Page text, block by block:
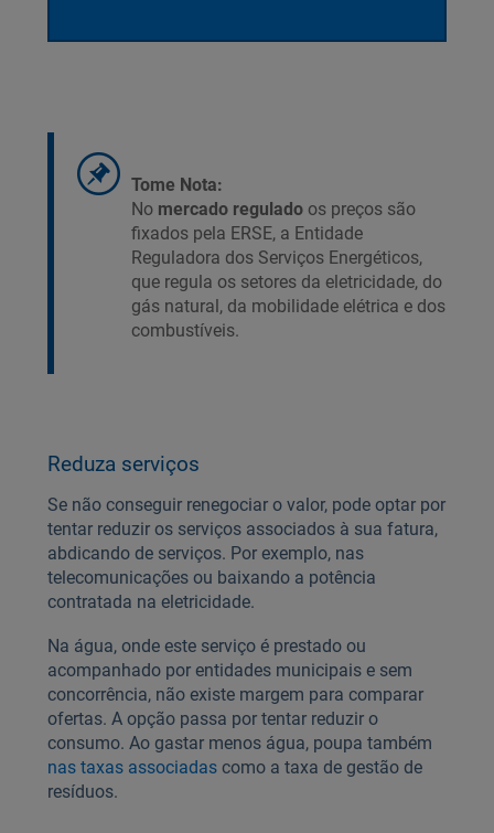
Tome Nota:
No mercado reguladoos preços são
fixados pela ERSE, a Entidade
Reguladora dos Serviços Energéticos,
que regula os setores da eletricidade, do
gás natural, da mobilidade elétrica e dos
combustíveis.
Reduza serviços
Se não conseguir renegociar o valor, pode optar por
tentar reduzir os serviços associados à sua fatura,
abdicando de serviços. Por exemplo, nas
telecomunicações ou baixando a potência
contratada na eletricidade.
Na água, onde este serviço é prestado ou
acompanhado por entidades municipais e sem
concorrência, não existe margem para comparar
ofertas. A opção passa por tentar reduzir o
consumo. Ao gastar menos água, poupa também
nas taxas associadascomo a taxa de gestão de
resíduos.